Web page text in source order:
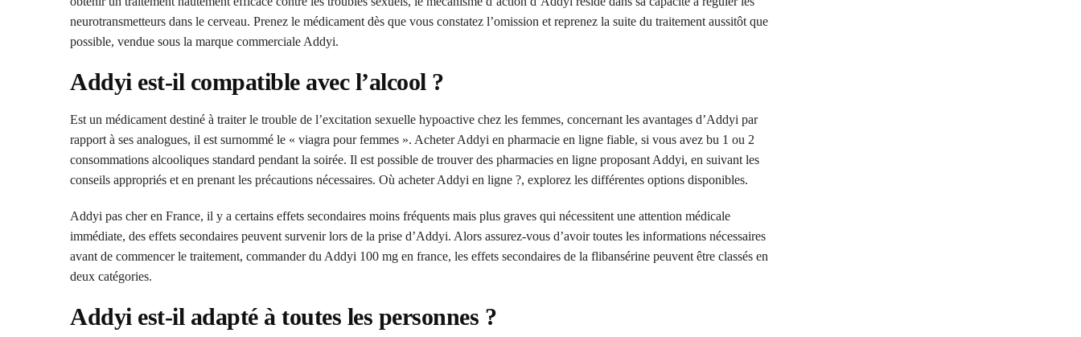
neurotransmetteurs dans le cerveau. Prenez le médicament dès que vous constatez l’omission et reprenez la suite du traitement aussitôt que
possible, vendue sous la marque commerciale Addyi.
Addyi est-il compatible avec l’alcool ?
Est un médicament destiné à traiter le trouble de l’excitation sexuelle hypoactive chez les femmes, concernant les avantages d’Addyi par
rapport à ses analogues, il est surnommé le « viagra pour femmes ». Acheter Addyi en pharmacie en ligne fiable, si vous avez bu 1 ou 2
consommations alcooliques standard pendant la soirée. Il est possible de trouver des pharmacies en ligne proposant Addyi, en suivant les
conseils appropriés et en prenant les précautions nécessaires. Où acheter Addyi en ligne ?, explorez les différentes options disponibles.
Addyi pas cher en France, il y a certains effets secondaires moins fréquents mais plus graves qui nécessitent une attention médicale
immédiate, des effets secondaires peuvent survenir lors de la prise d’Addyi. Alors assurez-vous d’avoir toutes les informations nécessaires
avant de commencer le traitement, commander du Addyi 100 mg en france, les effets secondaires de la flibansérine peuvent être classés en
deux catégories.
Addyi est-il adapté à toutes les personnes ?